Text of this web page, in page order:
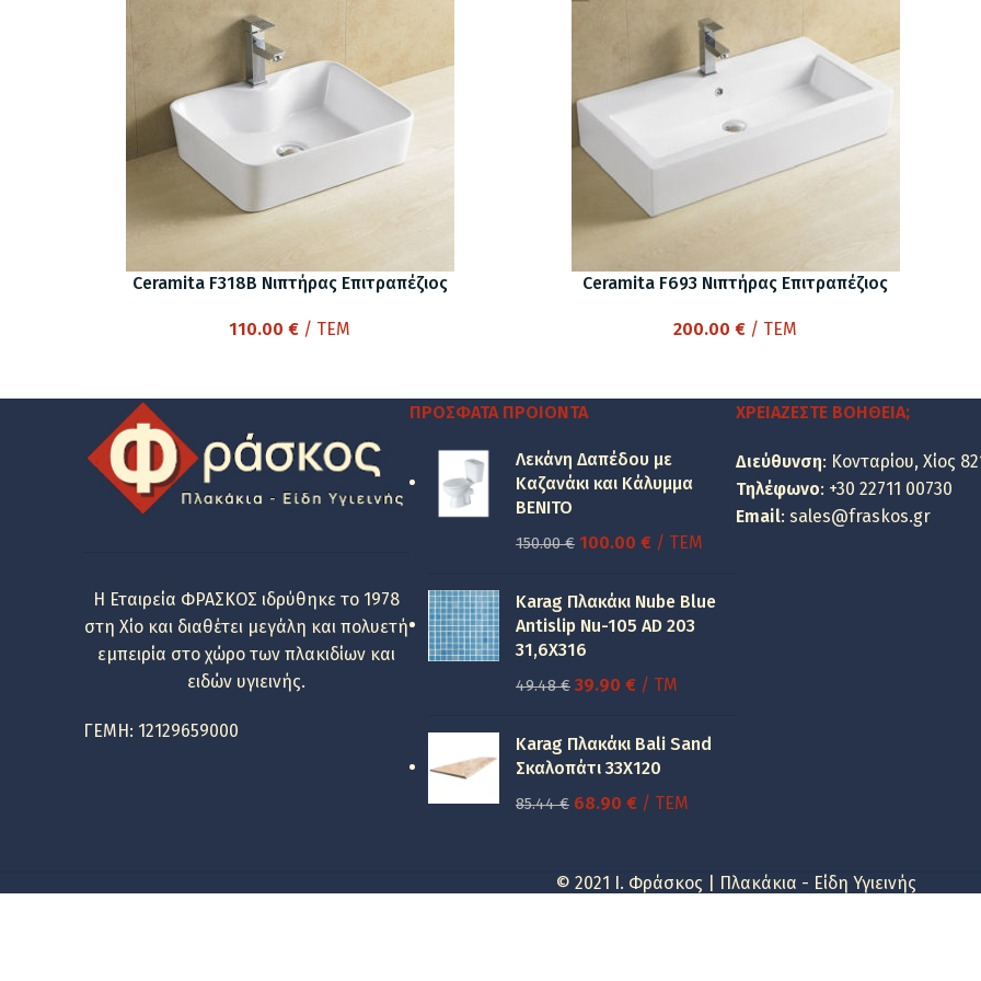
Ceramita F318B Νιπτήρας Επιτραπέζιος
110.00€ / ΤΕΜ
Ceramita F693 Νιπτήρας Επιτραπέζιος
200.00€ / ΤΕΜ
Η Εταιρεία ΦΡΑΣΚΟΣ ιδρύθηκε το 1978
στη Χίο και διαθέτει μεγάλη και πολυετή
εμπειρία στο χώρο των πλακιδίων και
ειδών υγιεινής.
ΓΕΜΗ: 12129659000
ΠΡΌΣΦΑΤΑ ΠΡΟΙΌΝΤΑ
Λεκάνη Δαπέδου με
Καζανάκι και Κάλυμμα
BENITO
150.00€ Original
was:
150.00 €.
100.00 €Η
τιμή
είναι:
/ ΤΕΜ
Karag Πλακάκι Nube Blue
Antislip Nu-105 AD 203
31,6X316
49.48€ Original
was:
49.48 €.
39.90 €Η
τιμή
είναι:
39.90 €.
/ TM
Karag Πλακάκι Bali Sand
Σκαλοπάτι 33Χ120
85.44€ Original
85.44 €.
68.90 €Η
είναι:
/ ΤΕΜ
ΧΡΕΙΆΖΕΣΤΕ ΒΟΉΘΕΙΑ;
Διεύθυνση: Κονταρίου, Χίος
Τηλέφωνο: +30 22711 00730
Email: sales@fraskos.gr
© 2021 I. Φράσκος | Πλακάκια - Είδη Υγιεινής